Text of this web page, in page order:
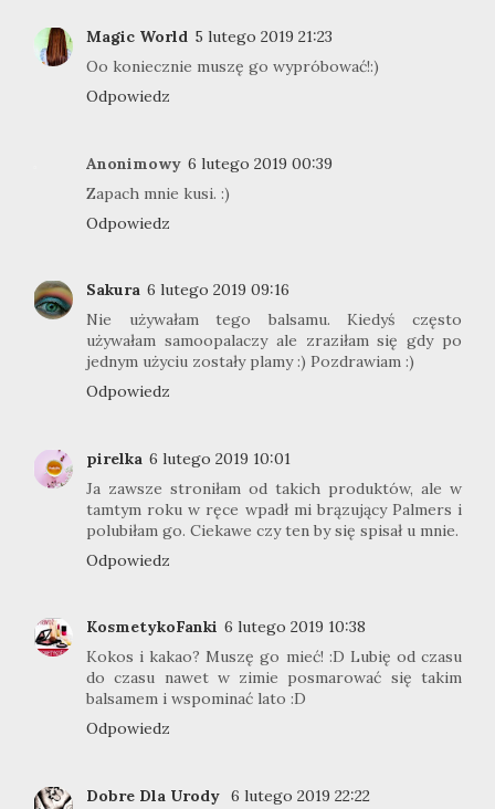
Magic World 5 lutego 2019 21:23
Oo koniecznie muszę go wypróbować!:)
Odpowiedz
Anonimowy 6 lutego 2019 00:39
Zapach mnie kusi. :)
Odpowiedz
Sakura 6 lutego 2019 09:16
Nie używałam tego balsamu. Kiedyś często
używałam samoopalaczy ale zraziłam się gdy po
jednym użyciu zostały plamy :) Pozdrawiam :)
Odpowiedz
pirelka 6 lutego 2019 10:01
Ja zawsze stroniłam od takich produktów, ale w
tamtym roku w ręce wpadł mi brązujący Palmers i
polubiłam go. Ciekawe czy ten by się spisał u mnie.
Odpowiedz
KosmetykoFanki 6 lutego 2019 10:38
Kokos i kakao? Muszę go mieć! :D Lubię od czasu
do czasu nawet w zimie posmarować się takim
balsamem i wspominać lato :D
Odpowiedz
Dobre Dla Urody 6 lutego 2019 22:22